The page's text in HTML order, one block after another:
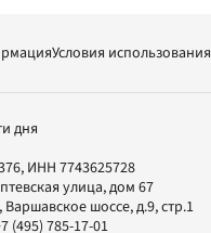
Условия использования
дня
ИНН 7743625728
улица, дом 67
, Варшавское шоссе, д.9, стр.1
(495) 785-17-01